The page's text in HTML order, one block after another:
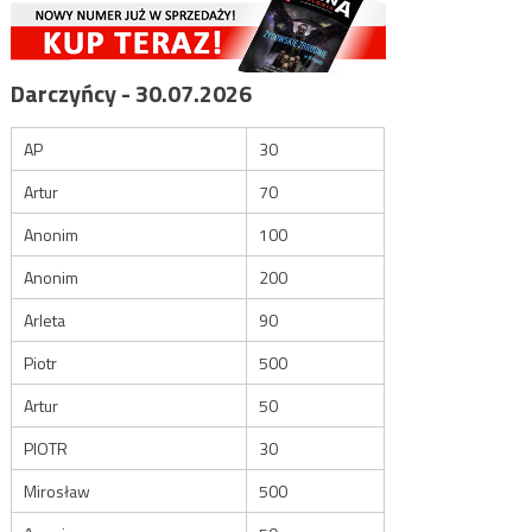
Darczyńcy - 30.07.2026
AP
30
Artur
70
Anonim
100
Anonim
200
Arleta
90
Piotr
500
Artur
50
PIOTR
30
Mirosław
500